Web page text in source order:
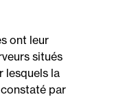
ont leur
situés
lesquels la
par